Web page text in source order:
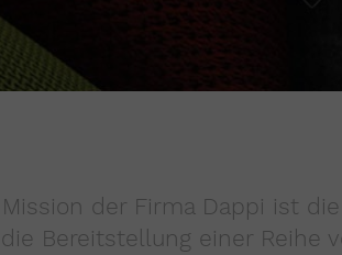
der Firma Dappi ist
Bereitstellung einer Reihe